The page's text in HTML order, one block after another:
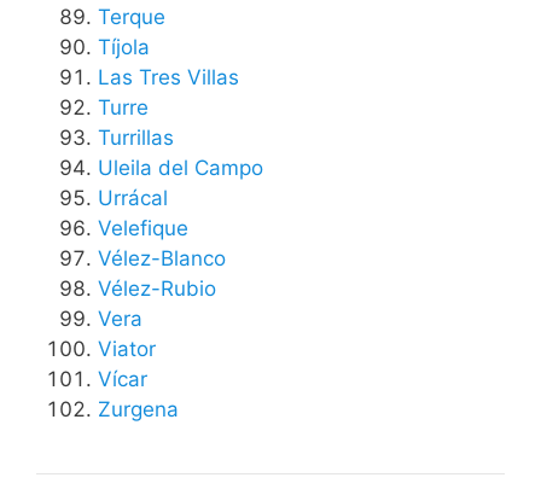
Terque
Tíjola
Las Tres Villas
Turre
Turrillas
Uleila del Campo
Urrácal
Velefique
Vélez-Blanco
Vélez-Rubio
Vera
Viator
Vícar
Zurgena